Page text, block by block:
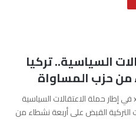
السياسية.. تركيا
آفرين علو ـ xeber24.net في إطار حملة الاعتقالات السياسية
التركية القبض على أربعة نشطاء من